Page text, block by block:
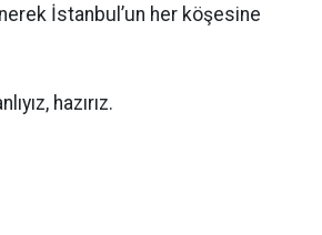
İstanbul’un her köşesine
hazırız.